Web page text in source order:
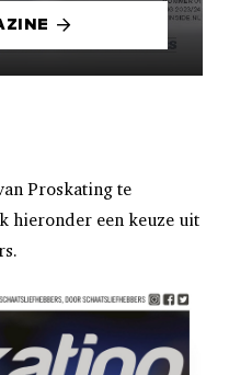
Proskating te
hieronder een keuze uit